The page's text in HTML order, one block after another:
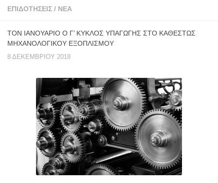
ΠΙΣΤΟΠΟΙΗΣΕΙΣ
ΠΕΡΙΒΑΛΛΟΝ
ΨΗΦΙΑΚΗ ΑΣΦΑΛΕΙΑ
ΑΡΧΙΚΗ ΣΕΛΙΔΑ
ΕΠΙΔΟΤΗΣΕΙΣ / ΝΕΑ
ΤΟΝ ΙΑΝΟΥΑΡΙΟ Ο Γ’ ΚΥΚΛΟΣ ΥΠΑΓΩΓΗΣ ΣΤΟ ΚΑΘΕΣΤΩΣ
ΜΗΧΑΝΟΛΟΓΙΚΟΥ ΕΞΟΠΛΙΣΜΟΥ
8 ΔΕΚΕΜΒΡΊΟΥ 2018